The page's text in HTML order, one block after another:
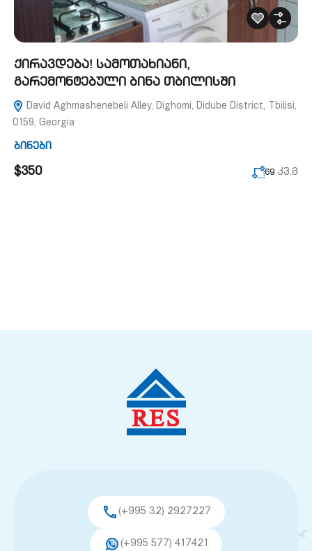
ქირავდება! სამოთახიანი,
გარემონტებული ბინა თბილისში
David Aghmashenebeli Alley, Dighomi, Didube District, Tbilisi,
0159, Georgia
ბინები
$350 69 კვ.მ
(+995 32) 2927227
(+995 577) 417421